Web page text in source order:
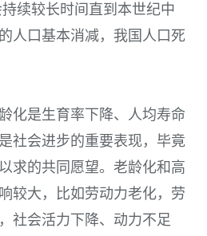
续较长时间直到本世纪中
人口基本消减，我国人口死
化是生育率下降、人均寿命
社会进步的重要表现，毕竟
求的共同愿望。老龄化和高
较大，比如劳动力老化，劳
社会活力下降、动力不足